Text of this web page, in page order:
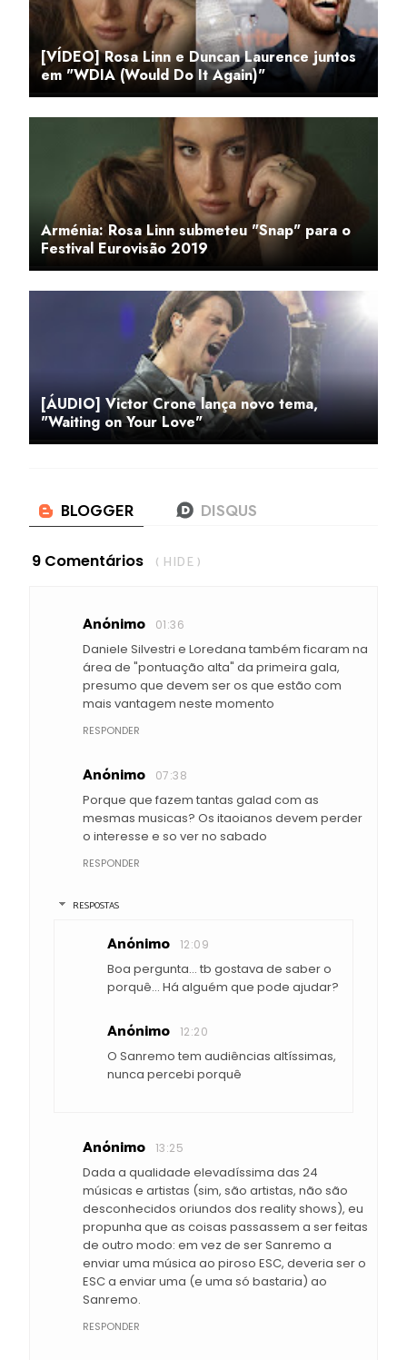
[VÍDEO] Rosa Linn e Duncan Laurence juntos
em "WDIA (Would Do It Again)"
Arménia: Rosa Linn submeteu "Snap" para o
Festival Eurovisão 2019
[ÁUDIO] Victor Crone lança novo tema,
"Waiting on Your Love"
9 Comentários ( HIDE )
Anónimo 01:36
Daniele Silvestri e Loredana também ficaram na
área de "pontuação alta" da primeira gala,
presumo que devem ser os que estão com
mais vantagem neste momento
RESPONDER
Anónimo 07:38
Porque que fazem tantas galad com as
mesmas musicas? Os itaoianos devem perder
o interesse e so ver no sabado
RESPONDER
RESPOSTAS
Anónimo 12:09
Boa pergunta… tb gostava de saber o
porquê… Há alguém que pode ajudar?
Anónimo 12:20
O Sanremo tem audiências altíssimas,
nunca percebi porquê
Anónimo 13:25
Dada a qualidade elevadíssima das 24
músicas e artistas (sim, são artistas, não são
desconhecidos oriundos dos reality shows), eu
propunha que as coisas passassem a ser feitas
de outro modo: em vez de ser Sanremo a
enviar uma música ao piroso ESC, deveria ser o
ESC a enviar uma (e uma só bastaria) ao
Sanremo.
RESPONDER